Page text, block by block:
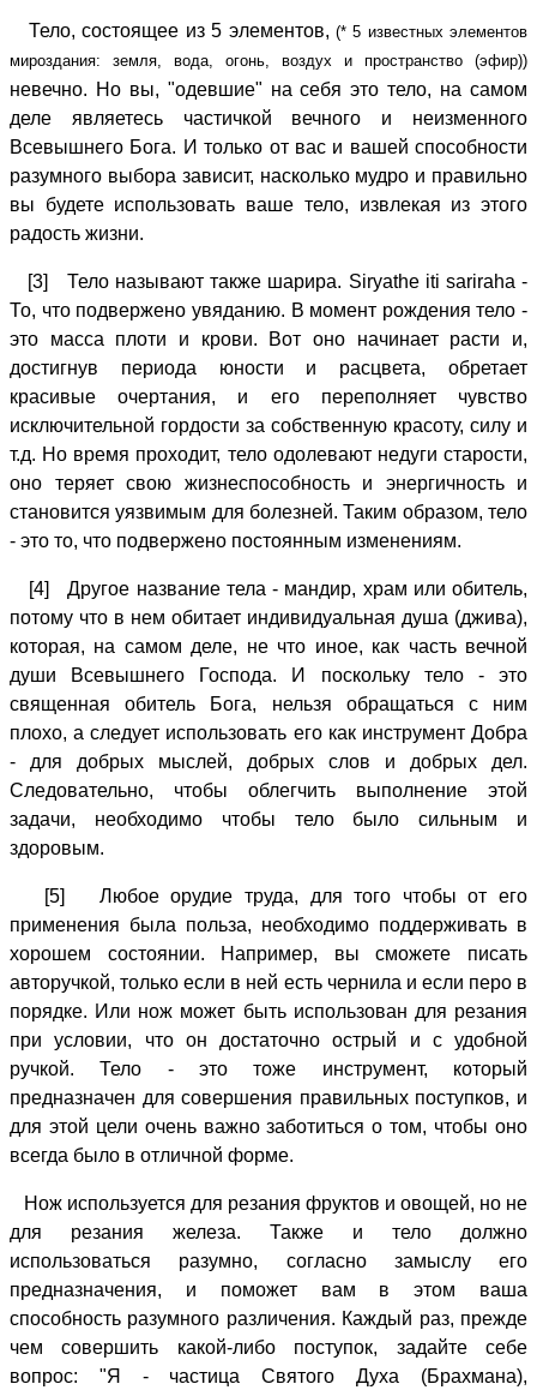
Тело, состоящее из 5 элементов, (* 5 известных элементов
мироздания: земля, вода, огонь, воздух и пространство (эфир))
невечно. Но вы, "одевшие" на себя это тело, на самом
деле являетесь частичкой вечного и неизменного
Всевышнего Бога. И только от вас и вашей способности
разумного выбора зависит, насколько мудро и правильно
вы будете использовать ваше тело, извлекая из этого
радость жизни.
[3] Тело называют также шарира. Siryathe iti sariraha -
То, что подвержено увяданию. В момент рождения тело -
это масса плоти и крови. Вот оно начинает расти и,
достигнув периода юности и расцвета, обретает
красивые очертания, и его переполняет чувство
исключительной гордости за собственную красоту, силу и
т.д. Но время проходит, тело одолевают недуги старости,
оно теряет свою жизнеспособность и энергичность и
становится уязвимым для болезней. Таким образом, тело
- это то, что подвержено постоянным изменениям.
[4] Другое название тела - мандир, храм или обитель,
потому что в нем обитает индивидуальная душа (джива),
которая, на самом деле, не что иное, как часть вечной
души Всевышнего Господа. И поскольку тело - это
священная обитель Бога, нельзя обращаться с ним
плохо, а следует использовать его как инструмент Добра
- для добрых мыслей, добрых слов и добрых дел.
Следовательно, чтобы облегчить выполнение этой
задачи, необходимо чтобы тело было сильным и
здоровым.
[5] Любое орудие труда, для того чтобы от его
применения была польза, необходимо поддерживать в
хорошем состоянии. Например, вы сможете писать
авторучкой, только если в ней есть чернила и если перо в
порядке. Или нож может быть использован для резания
при условии, что он достаточно острый и с удобной
ручкой. Тело - это тоже инструмент, который
предназначен для совершения правильных поступков, и
для этой цели очень важно заботиться о том, чтобы оно
всегда было в отличной форме.
Нож используется для резания фруктов и овощей, но не
для резания железа. Также и тело должно
использоваться разумно, согласно замыслу его
предназначения, и поможет вам в этом ваша
способность разумного различения. Каждый раз, прежде
чем совершить какой-либо поступок, задайте себе
вопрос: "Я - частица Святого Духа (Брахмана),